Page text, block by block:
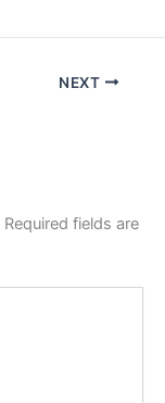
NEXT
Required fields are